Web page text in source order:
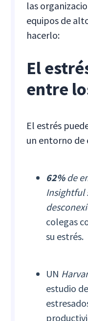
las
equipos de
hacerlo:
El
entre
El estrés
un entorno de
62% de
Insightful
colegas
su estrés.
UN
estudio